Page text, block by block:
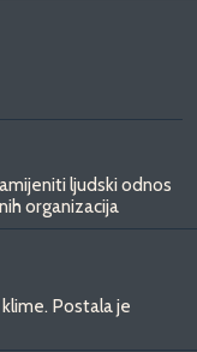
ljudski odnos
organizacija
Postala je